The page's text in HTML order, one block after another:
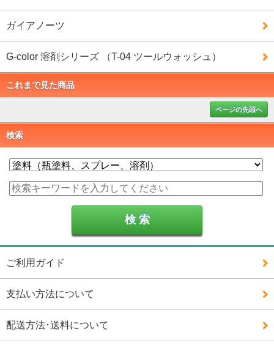
ガイアノーツ
G-color 溶剤シリーズ （T-04 ツールウォッシュ）
これまで見た商品
ページの先頭へ
検索
ご利用ガイド
支払い方法について
配送方法･送料について